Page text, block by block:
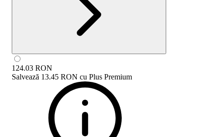
124.03 RON
Salvează 13.45 RON cu Plus Premium